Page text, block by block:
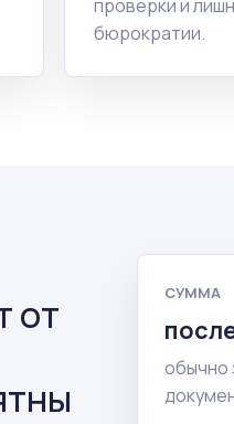
проверки и
бюрократии.
от
СУММА
обычно